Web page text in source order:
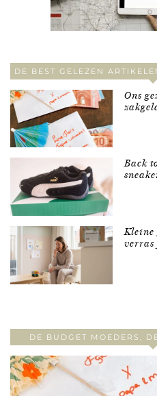
DE BEST GELEZEN
Ons
Back
Kleine
verras
DE BUDGET MOEDERS,